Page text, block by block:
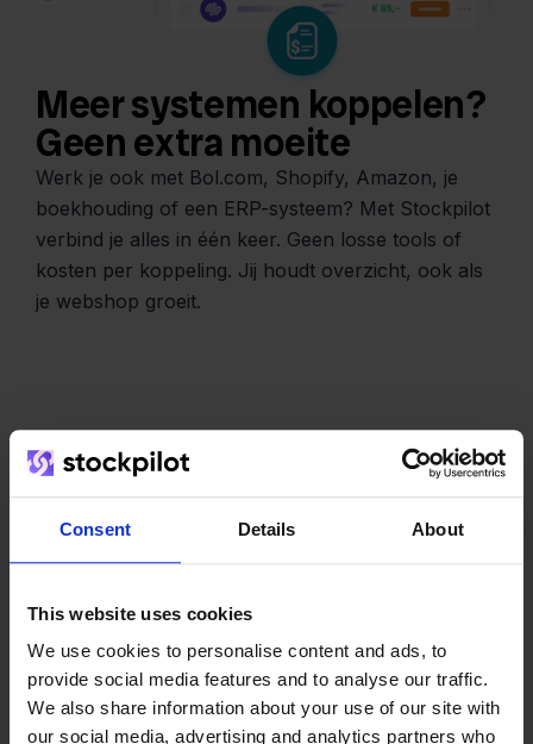
Consent Details About
This website uses cookies
We use cookies to personalise content and ads, to
provide social media features and to analyse our traffic.
We also share information about your use of our site with
our social media, advertising and analytics partners who
Meer systemen koppelen?
Geen extra moeite
Werk je ook met Bol.com, Shopify, Amazon, je
boekhouding of een ERP-systeem? Met Stockpilot
verbind je alles in één keer. Geen losse tools of
kosten per koppeling. Jij houdt overzicht, ook als
je webshop groeit.